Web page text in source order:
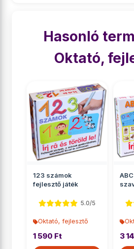
Hasonló
Oktató,
123 számok
fejlesztő játék
5.0/5
Oktató, fejlesztő
1 590 Ft 3